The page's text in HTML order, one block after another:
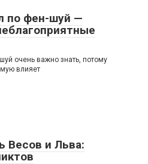
по фен-шуй —
очень важно знать, потому
влияет
Весов и Льва: